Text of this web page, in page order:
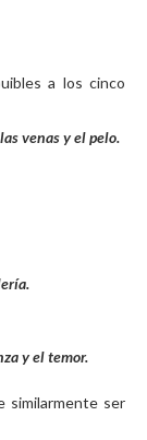
a los cinco
venas y el pelo.
y el temor.
similarmente ser